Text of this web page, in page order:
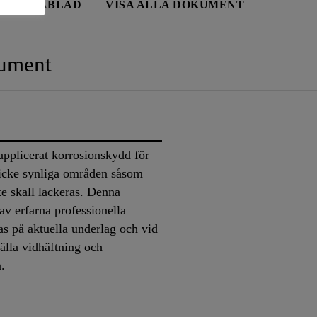
VISA ALLA DOKUMENT
korrosionskydd för
synliga områden såsom
skall lackeras. Denna
erfarna professionella
på aktuella underlag och vid
vidhäftning och